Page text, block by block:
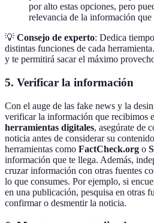
por alto estas opciones, pero
relevancia de la información que
💡 Consejo de experto: Dedica
distintas funciones de cada
y te permitirá sacar el máximo
5. Verificar la información
Con el auge de las fake news y la
verificar la información que recibimos
herramientas digitales, asegúrate de
noticia antes de considerar su
herramientas como FactCheck.org o
información que te llega. Además,
cruzar información con otras fuentes
lo que consumes. Por ejemplo, si
en una publicación, pesquisa en otras
confirmar o desmentir la noticia.